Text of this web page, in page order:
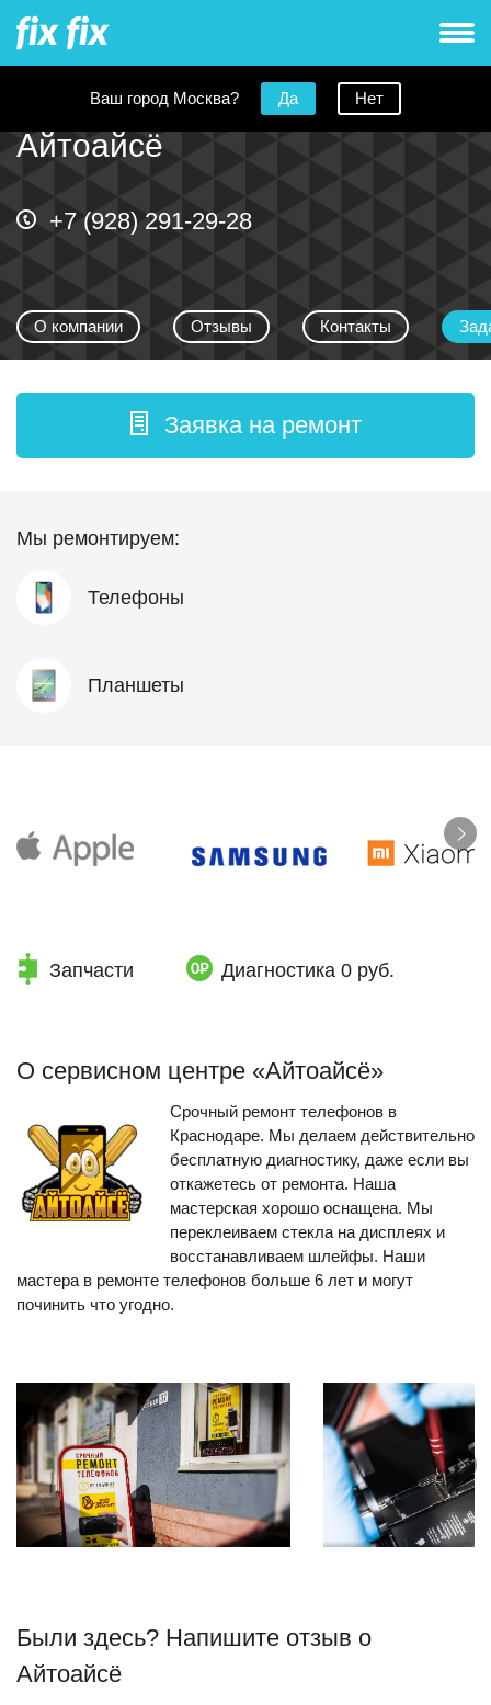
Ваш город Москва? Да Нет
Айтоайсё
+7 (928) 291-29-28
О компании Отзывы Контакты
Заявка на ремонт
Мы ремонтируем:
Телефоны
Планшеты
Запчасти Диагностика 0 руб.
О сервисном центре «Айтоайсё»
Срочный ремонт телефонов в
Краснодаре. Мы делаем действительно
бесплатную диагностику, даже если вы
откажетесь от ремонта. Наша
мастерская хорошо оснащена. Мы
переклеиваем стекла на дисплеях и
восстанавливаем шлейфы. Наши
мастера в ремонте телефонов больше 6 лет и могут
Были здесь? Напишите отзыв о
Айтоайсё